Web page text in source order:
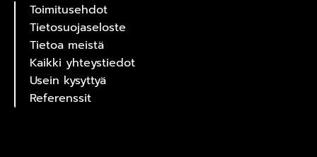
Toimitusehdot
Tietosuojaseloste
Tietoa meistä
Kaikki yhteystiedot
Usein kysyttyä
Referenssit